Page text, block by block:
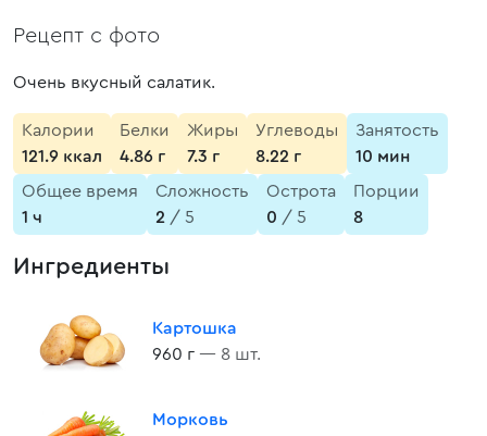
Рецепт с фото
Очень вкусный салатик.
Калории
121.9 ккал
Белки
4.86 г
Жиры
7.3 г
Углеводы
8.22 г
Занятость
10 мин
Общее время
1 ч
Сложность
2 / 5
Острота
0 / 5
Порции
8
Ингредиенты
Картошка
960 г — 8 шт.
Морковь